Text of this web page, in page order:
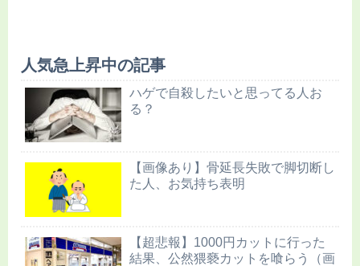
人気急上昇中の記事
ハゲで自殺したいと思ってる人お
る？
【画像あり】骨延長失敗で脚切断し
た人、お気持ち表明
【超悲報】1000円カットに行った
結果、公然猥褻カットを喰らう（画